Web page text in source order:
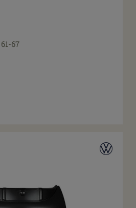
67